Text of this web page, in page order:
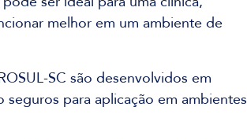
melhor em um ambiente de
SC são desenvolvidos em
para aplicação em ambientes